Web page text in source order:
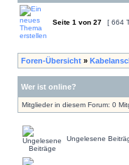
Seite 1 von 27 [ 664
Foren-Übersicht »
Wer ist online?
Mitglieder in diesem Forum: 0
Ungelesene